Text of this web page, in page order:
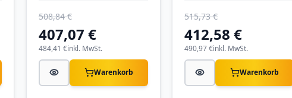
407,07 €
508,84 €
inkl. MwSt.
484,41 €
Warenkorb
412,58 €
515,73 €
inkl. MwSt.
490,97 €
Warenkorb